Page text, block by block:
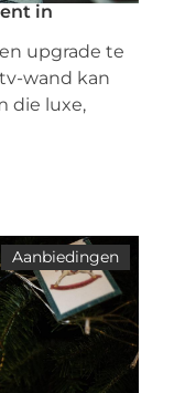
in
upgrade te
wand kan
die luxe,
Aanbiedingen